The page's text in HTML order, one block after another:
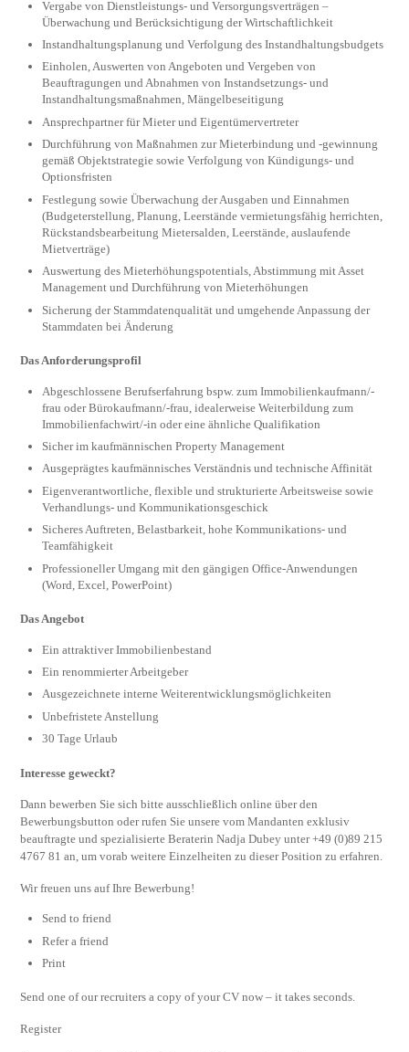
Vergabe von Dienstleistungs- und Versorgungsverträgen –
Überwachung und Berücksichtigung der Wirtschaftlichkeit
Instandhaltungsplanung und Verfolgung des Instandhaltungsbudgets
Einholen, Auswerten von Angeboten und Vergeben von
Beauftragungen und Abnahmen von Instandsetzungs- und
Instandhaltungsmaßnahmen, Mängelbeseitigung
Ansprechpartner für Mieter und Eigentümervertreter
Durchführung von Maßnahmen zur Mieterbindung und -gewinnung
gemäß Objektstrategie sowie Verfolgung von Kündigungs- und
Optionsfristen
Festlegung sowie Überwachung der Ausgaben und Einnahmen
(Budgeterstellung, Planung, Leerstände vermietungsfähig herrichten,
Rückstandsbearbeitung Mietersalden, Leerstände, auslaufende
Mietverträge)
Auswertung des Mieterhöhungspotentials, Abstimmung mit Asset
Management und Durchführung von Mieterhöhungen
Sicherung der Stammdatenqualität und umgehende Anpassung der
Stammdaten bei Änderung
Das Anforderungsprofil
Abgeschlossene Berufserfahrung bspw. zum Immobilienkaufmann/-
frau oder Bürokaufmann/-frau, idealerweise Weiterbildung zum
Immobilienfachwirt/-in oder eine ähnliche Qualifikation
Sicher im kaufmännischen Property Management
Ausgeprägtes kaufmännisches Verständnis und technische Affinität
Eigenverantwortliche, flexible und strukturierte Arbeitsweise sowie
Verhandlungs- und Kommunikationsgeschick
Sicheres Auftreten, Belastbarkeit, hohe Kommunikations- und
Teamfähigkeit
Professioneller Umgang mit den gängigen Office-Anwendungen
(Word, Excel, PowerPoint)
Das Angebot
Ein attraktiver Immobilienbestand
Ein renommierter Arbeitgeber
Ausgezeichnete interne Weiterentwicklungsmöglichkeiten
Unbefristete Anstellung
30 Tage Urlaub
Interesse geweckt?
Dann bewerben Sie sich bitte ausschließlich online über den
Bewerbungsbutton oder rufen Sie unsere vom Mandanten exklusiv
beauftragte und spezialisierte Beraterin Nadja Dubey unter +49 (0)89 215
4767 81 an, um vorab weitere Einzelheiten zu dieser Position zu erfahren.
Wir freuen uns auf Ihre Bewerbung!
Send to friend
Refer a friend
Print
Send one of our recruiters a copy of your CV now – it takes seconds.
Register